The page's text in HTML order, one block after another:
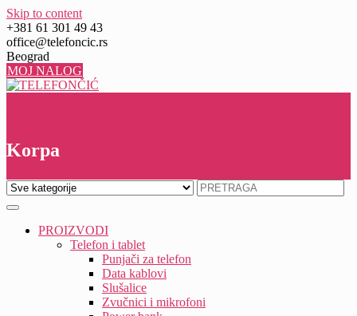
Skip to content
+381 61 301 49 43
office@telefoncic.rs
Beograd
MOJ NALOG
Korpa
PROIZVODI
Telefon i tablet
Punjači za telefon
Data kablovi
Slušalice
Zvučnici i mikrofoni